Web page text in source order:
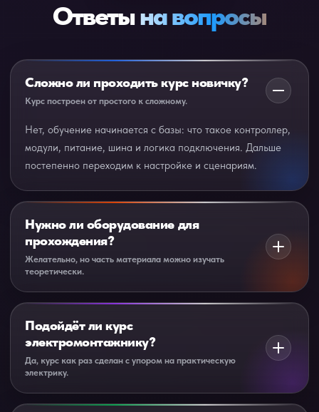
Ответына вопросы
Сложно ли проходить курс новичку?
Курс построен от простого к сложному.
Нет, обучение начинается с базы: что такое контроллер,
модули, питание, шина и логика подключения. Дальше
постепенно переходим к настройке и сценариям.
Нужно ли оборудование для
прохождения?
Желательно, но часть материала можно изучать
теоретически.
Для максимального результата лучше иметь контроллер
и базовые модули. Так вы сможете повторять действия и
быстрее закреплять материал.
Подойдёт ли курс
электромонтажнику?
Да, курс как раз сделан с упором на практическую
электрику.
Да. Если вы уже работаете с электрикой, курс поможет